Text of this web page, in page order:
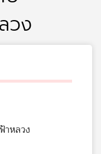
วง
าหลวง